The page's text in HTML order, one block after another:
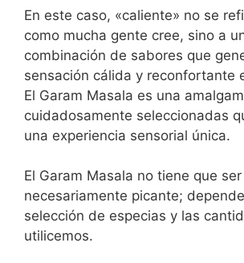
En este caso, «caliente» no se
como mucha gente cree, sino a
combinación de sabores que
sensación cálida y reconfortante
El Garam Masala es una
cuidadosamente seleccionadas
una experiencia sensorial única.
El Garam Masala no tiene que ser
necesariamente picante;
selección de especias y las
utilicemos.